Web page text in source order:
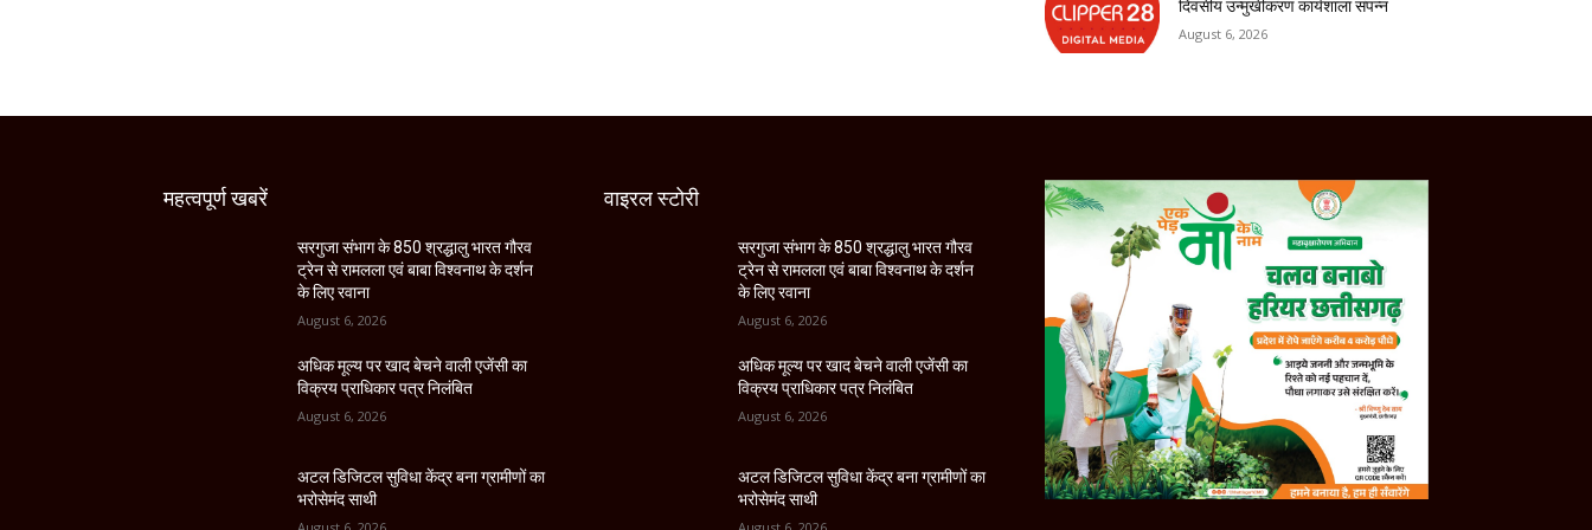
दिवसीय उन्मुखीकरण कार्यशाला संपन्न
August 6, 2026
महत्वपूर्ण खबरें
सरगुजा संभाग के 850 श्रद्धालु भारत गौरव
ट्रेन से रामलला एवं बाबा विश्वनाथ के दर्शन
के लिए रवाना
August 6, 2026
अधिक मूल्य पर खाद बेचने वाली एजेंसी का
विक्रय प्राधिकार पत्र निलंबित
August 6, 2026
अटल डिजिटल सुविधा केंद्र बना ग्रामीणों का
भरोसेमंद साथी
वाइरल स्टोरी
सरगुजा संभाग के 850 श्रद्धालु भारत गौरव
ट्रेन से रामलला एवं बाबा विश्वनाथ के दर्शन
के लिए रवाना
August 6, 2026
अधिक मूल्य पर खाद बेचने वाली एजेंसी का
विक्रय प्राधिकार पत्र निलंबित
August 6, 2026
अटल डिजिटल सुविधा केंद्र बना ग्रामीणों का
भरोसेमंद साथी